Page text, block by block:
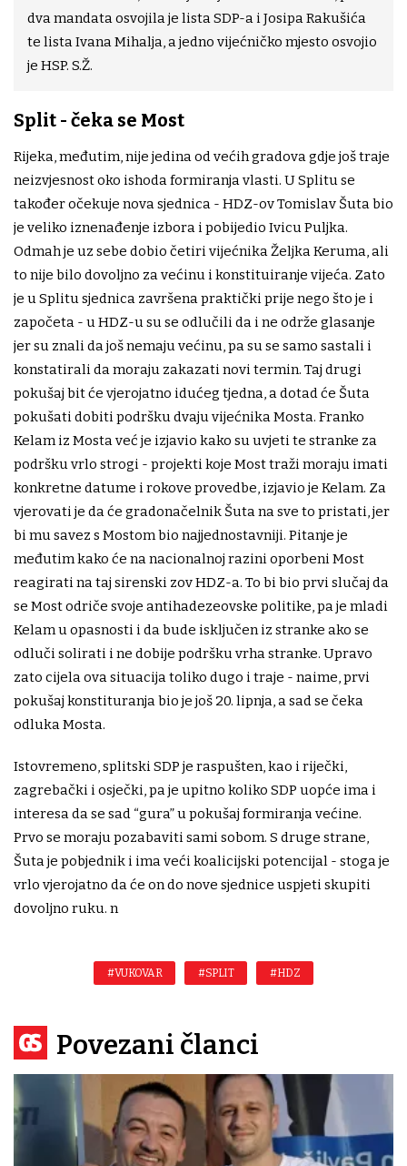
dva mandata osvojila je lista SDP-a i Josipa Rakušića
te lista Ivana Mihalja, a jedno vijećničko mjesto osvojio
je HSP. S.Ž.
Split - čeka se Most
Rijeka, međutim, nije jedina od većih gradova gdje još traje
neizvjesnost oko ishoda formiranja vlasti. U Splitu se
također očekuje nova sjednica - HDZ-ov Tomislav Šuta bio
je veliko iznenađenje izbora i pobijedio Ivicu Puljka.
Odmah je uz sebe dobio četiri vijećnika Željka Keruma, ali
to nije bilo dovoljno za većinu i konstituiranje vijeća. Zato
je u Splitu sjednica završena praktički prije nego što je i
započeta - u HDZ-u su se odlučili da i ne održe glasanje
jer su znali da još nemaju većinu, pa su se samo sastali i
konstatirali da moraju zakazati novi termin. Taj drugi
pokušaj bit će vjerojatno idućeg tjedna, a dotad će Šuta
pokušati dobiti podršku dvaju vijećnika Mosta. Franko
Kelam iz Mosta već je izjavio kako su uvjeti te stranke za
podršku vrlo strogi - projekti koje Most traži moraju imati
konkretne datume i rokove provedbe, izjavio je Kelam. Za
vjerovati je da će gradonačelnik Šuta na sve to pristati, jer
bi mu savez s Mostom bio najjednostavniji. Pitanje je
međutim kako će na nacionalnoj razini oporbeni Most
reagirati na taj sirenski zov HDZ-a. To bi bio prvi slučaj da
se Most odriče svoje antihadezeovske politike, pa je mladi
Kelam u opasnosti i da bude isključen iz stranke ako se
odluči solirati i ne dobije podršku vrha stranke. Upravo
zato cijela ova situacija toliko dugo i traje - naime, prvi
pokušaj konstituranja bio je još 20. lipnja, a sad se čeka
odluka Mosta.
Istovremeno, splitski SDP je raspušten, kao i riječki,
zagrebački i osječki, pa je upitno koliko SDP uopće ima i
interesa da se sad “gura” u pokušaj formiranja većine.
Prvo se moraju pozabaviti sami sobom. S druge strane,
Šuta je pobjednik i ima veći koalicijski potencijal - stoga je
vrlo vjerojatno da će on do nove sjednice uspjeti skupiti
dovoljno ruku. n
#VUKOVAR #SPLIT #HDZ
Povezani članci